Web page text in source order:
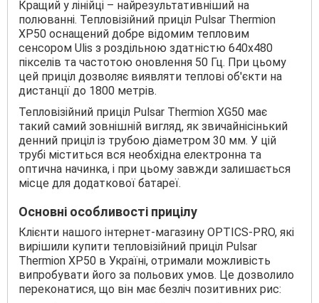
Кращий у лінійці – найрезультативніший на
полюванні. Тепловізійний приціл Pulsar Thermion
XP50 оснащений добре відомим тепловим
сенсором Ulis з роздільною здатністю 640х480
пікселів та частотою оновлення 50 Гц. При цьому
цей приціл дозволяє виявляти теплові об'єкти на
дистанції до 1800 метрів.
Тепловізійний приціл Pulsar Thermion XG50 має
такий самий зовнішній вигляд, як звичайнісінький
денний приціл із трубою діаметром 30 мм. У цій
трубі міститься вся необхідна електронна та
оптична начинка, і при цьому завжди залишається
місце для додаткової батареї.
Основні особливості прицілу
Клієнти нашого інтернет-магазину OPTICS-PRO, які
вирішили купити тепловізійний приціл Pulsar
Thermion XP50 в Україні, отримали можливість
випробувати його за польових умов. Це дозволило
переконатися, що він має безліч позитивних рис: